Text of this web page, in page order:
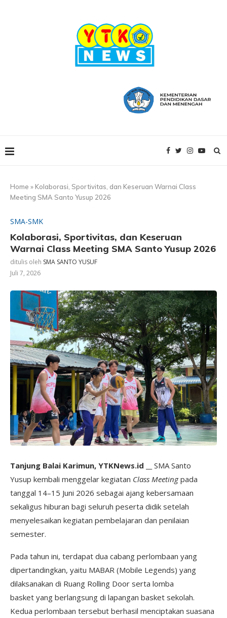
Home » Kolaborasi, Sportivitas, dan Keseruan Warnai Class
Meeting SMA Santo Yusup 2026
SMA-SMK
Kolaborasi, Sportivitas, dan Keseruan
Warnai Class Meeting SMA Santo Yusup 2026
ditulis oleh SMA SANTO YUSUF
Juli 7, 2026
Tanjung Balai Karimun, YTKNews.id __ SMA Santo
Yusup kembali menggelar kegiatan Class Meetingpada
tanggal 14–15 Juni 2026 sebagai ajang kebersamaan
sekaligus hiburan bagi seluruh peserta didik setelah
menyelesaikan kegiatan pembelajaran dan penilaian
semester.
Pada tahun ini, terdapat dua cabang perlombaan yang
dipertandingkan, yaitu MABAR (Mobile Legends) yang
dilaksanakan di Ruang Rolling Door serta lomba
basket yang berlangsung di lapangan basket sekolah.
Kedua perlombaan tersebut berhasil menciptakan suasana